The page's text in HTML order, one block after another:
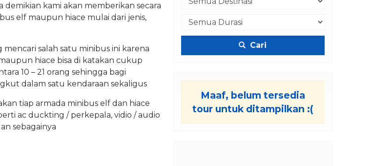
demikian kami akan memberikan secara
elf maupun hiace mulai dari jenis,
salah satu minibus ini karena
hiace bisa di katakan cukup
10 – 21 orang sehingga bagi
dalam satu kendaraan sekaligus
tiap armada minibus elf dan hiace
ac duckting / perkepala, vidio / audio
sebagainya
Cari
Maaf, belum tersedia
tour untuk ditampilkan :(